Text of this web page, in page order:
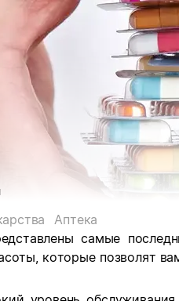
Аптека
самые
которые позволят